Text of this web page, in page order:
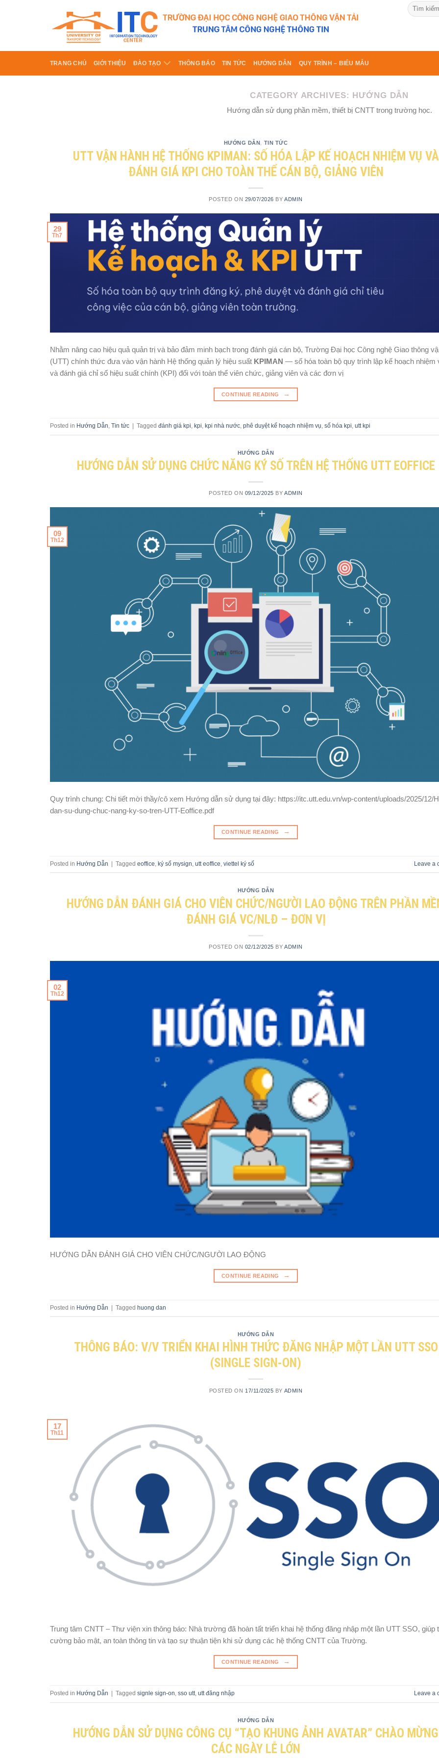
TRANG CHỦ GIỚI THIỆU ĐÀO TẠO THÔNG BÁO TIN TỨC HƯỚNG DẪN QUY TRÌNH – BIỂU MẪU
CATEGORY ARCHIVES: HƯỚNG DẪN
Hướng dẫn sử dụng phần mềm, thiết bị CNTT trong trường học.
HƯỚNG DẪN , TIN TỨC
UTT VẬN HÀNH HỆ THỐNG KPIMAN: SỐ HÓA LẬP KẾ HOẠCH NHIỆM VỤ VÀ
ĐÁNH GIÁ KPI CHO TOÀN THỂ CÁN BỘ, GIẢNG VIÊN
POSTED ON 29/07/2026 BYADMIN
29
Th7
Nhằm nâng cao hiệu quả quản trị và bảo đảm minh bạch trong đánh giá cán bộ, Trường Đại học Công nghệ Giao thông
(UTT) chính thức đưa vào vận hành Hệ thống quản lý hiệu suất KPIMAN — số hóa toàn bộ quy trình lập kế hoạch nhiệm
và đánh giá chỉ số hiệu suất chính (KPI) đối với toàn thể viên chức, giảng viên và các đơn vị
CONTINUE READING →
Posted in Hướng Dẫn, Tin tức Tagged đánh giá kpi, kpi, kpi nhà nước, phê duyệt kế hoạch nhiệm vụ, số hóa kpi, utt kpi
HƯỚNG DẪN
HƯỚNG DẪN SỬ DỤNG CHỨC NĂNG KÝ SỐ TRÊN HỆ THỐNG UTT EOFFICE
POSTED ON 09/12/2025 BYADMIN
09
Th12
Quy trình chung: Chi tiết mời thầy/cô xem Hướng dẫn sử dụng tại đây: https://itc.utt.edu.vn/wp-content/uploads/2025/12/
dan-su-dung-chuc-nang-ky-so-tren-UTT-Eoffice.pdf
CONTINUE READING →
Posted in Hướng Dẫn Tagged eoffice, ký số mysign, utt eoffice, viettel ký số Leave a
HƯỚNG DẪN
HƯỚNG DẪN ĐÁNH GIÁ CHO VIÊN CHỨC/NGƯỜI LAO ĐỘNG TRÊN PHẦN
ĐÁNH GIÁ VC/NLĐ – ĐƠN VỊ
POSTED ON 02/12/2025 BYADMIN
02
Th12
HƯỚNG DẪN ĐÁNH GIÁ CHO VIÊN CHỨC/NGƯỜI LAO ĐỘNG
CONTINUE READING →
Posted in Hướng Dẫn | Tagged huong dan
HƯỚNG DẪN
THÔNG BÁO: V/V TRIỂN KHAI HÌNH THỨC ĐĂNG NHẬP MỘT LẦN UTT SSO
(SINGLE SIGN-ON)
POSTED ON 17/11/2025 BY ADMIN
17
Th11
Trung tâm CNTT – Thư viện xin thông báo: Nhà trường đã hoàn tất triển khai hệ thống đăng nhập một lần UTT SSO, giúp
cường bảo mật, an toàn thông tin và tạo sự thuận tiện khi sử dụng các hệ thống CNTT của Trường.
CONTINUE READING →
Posted in Hướng Dẫn Tagged signle sign-on, sso utt, utt đăng nhập Leave a
HƯỚNG DẪN
HƯỚNG DẪN SỬ DỤNG CÔNG CỤ “TẠO KHUNG ẢNH AVATAR” CHÀO MỪNG
CÁC NGÀY LỄ LỚN